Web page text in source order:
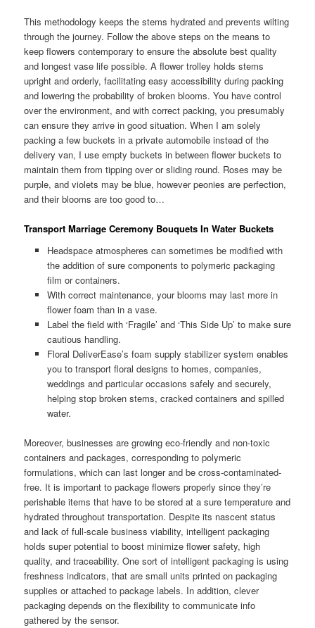
This methodology keeps the stems hydrated and prevents wilting
through the journey. Follow the above steps on the means to
keep flowers contemporary to ensure the absolute best quality
and longest vase life possible. A flower trolley holds stems
upright and orderly, facilitating easy accessibility during packing
and lowering the probability of broken blooms. You have control
over the environment, and with correct packing, you presumably
can ensure they arrive in good situation. When I am solely
packing a few buckets in a private automobile instead of the
delivery van, I use empty buckets in between flower buckets to
maintain them from tipping over or sliding round. Roses may be
purple, and violets may be blue, however peonies are perfection,
and their blooms are too good to…
Transport Marriage Ceremony Bouquets In Water Buckets
Headspace atmospheres can sometimes be modified with
the addition of sure components to polymeric packaging
film or containers.
With correct maintenance, your blooms may last more in
flower foam than in a vase.
Label the field with ‘Fragile’ and ‘This Side Up’ to make sure
cautious handling.
Floral DeliverEase’s foam supply stabilizer system enables
you to transport floral designs to homes, companies,
weddings and particular occasions safely and securely,
helping stop broken stems, cracked containers and spilled
water.
Moreover, businesses are growing eco-friendly and non-toxic
containers and packages, corresponding to polymeric
formulations, which can last longer and be cross-contaminated-
free. It is important to package flowers properly since they’re
perishable items that have to be stored at a sure temperature and
hydrated throughout transportation. Despite its nascent status
and lack of full-scale business viability, intelligent packaging
holds super potential to boost minimize flower safety, high
quality, and traceability. One sort of intelligent packaging is using
freshness indicators, that are small units printed on packaging
supplies or attached to package labels. In addition, clever
packaging depends on the flexibility to communicate info
gathered by the sensor.